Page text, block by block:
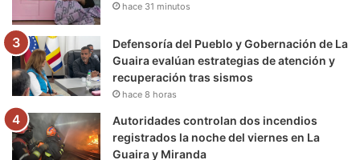
hace 31 minutos
Defensoría del Pueblo y Gobernación de La
Guaira evalúan estrategias de atención y
recuperación tras sismos
hace 8 horas
Autoridades controlan dos incendios
registrados la noche del viernes en La
Guaira y Miranda